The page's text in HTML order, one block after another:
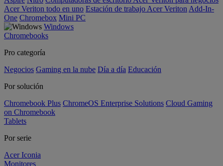
Acer Veriton todo en uno Estación de trabajo Acer Veriton Add-In-
One Chromebox Mini PC
Windows
Chromebooks
Pro categoría
Negocios Gaming en la nube Día a día Educación
Por solución
Chromebook Plus ChromeOS Enterprise Solutions Cloud Gaming
on Chromebook
Tablets
Por serie
Acer Iconia
Monitores